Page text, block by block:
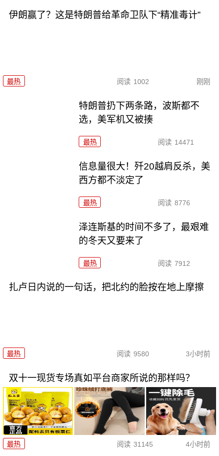
伊朗赢了？这是特朗普给革命卫队下“精准毒计”
最热 阅读 1002 刚刚
特朗普扔下两条路，波斯都不
选，美军机又被揍
最热 阅读 14471
信息量很大！歼20越肩反杀，美
西方都不淡定了
最热 阅读 8776
泽连斯基的时间不多了，最艰难
的冬天又要来了
最热 阅读 7912
扎卢日内说的一句话，把北约的脸按在地上摩擦
最热 阅读 9580 3小时前
双十一现货专场真如平台商家所说的那样吗？
最热 阅读 31145 4小时前